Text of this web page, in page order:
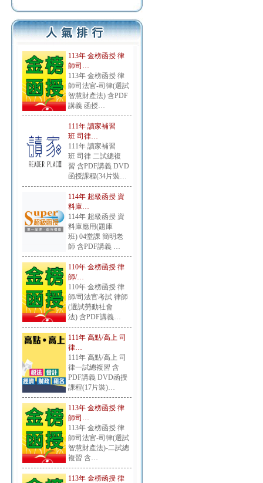
113年 金榜函授 律
師司…
113年 金榜函授 律
師司法官-司律(選試
智慧財產法) 含PDF
講義 函授…
111年 讀家補習
班 司律…
111年 讀家補習
班 司律 二試總複
習 含PDF講義 DVD
函授課程(34片裝…
114年 超級函授 資
料庫…
114年 超級函授 資
料庫應用(題庫
班) 04堂課 簡明老
師 含PDF講義 …
110年 金榜函授 律
師/…
110年 金榜函授 律
師/司法官考試 律師
(選試勞動社會
法) 含PDF講義…
111年 高點/高上 司
律…
111年 高點/高上 司
律一試總複習 含
PDF講義 DVD函授
課程(17片裝)…
113年 金榜函授 律
師司…
113年 金榜函授 律
師司法官-司律(選試
智慧財產法)-二試總
複習 含…
113年 金榜函授 律